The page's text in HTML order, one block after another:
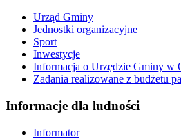
Urząd Gminy
Jednostki organizacyjne
Sport
Inwestycje
Informacja o Urzędzie Gminy w
Zadania realizowane z budżetu
Informacje dla ludności
Informator